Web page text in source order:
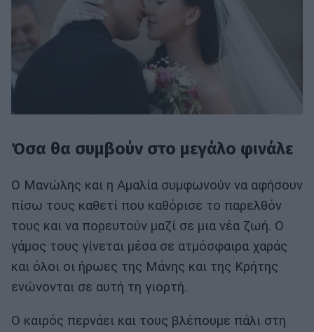
Όσα θα συμβούν στο μεγάλο φινάλε
Ο Μανώλης και η Αμαλία συμφωνούν να αφήσουν
πίσω τους καθετί που καθόρισε το παρελθόν
τους και να πορευτούν μαζί σε μια νέα ζωή. Ο
γάμος τους γίνεται μέσα σε ατμόσφαιρα χαράς
και όλοι οι ήρωες της Μάνης και της Κρήτης
ενώνονται σε αυτή τη γιορτή.
Ο καιρός περνάει και τους βλέπουμε πάλι στη